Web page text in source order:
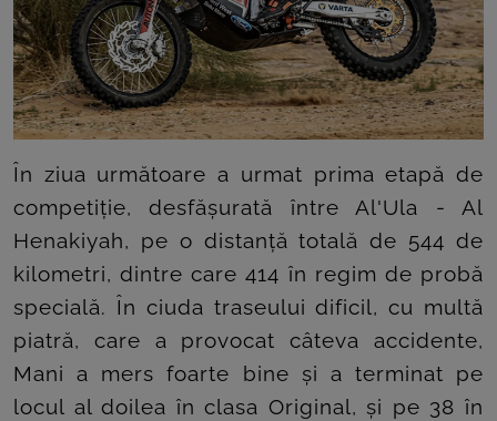
În ziua următoare a urmat prima etapă de
competiție, desfășurată între Al'Ula - Al
Henakiyah, pe o distanță totală de 544 de
kilometri, dintre care 414 în regim de probă
specială. În ciuda traseului dificil, cu multă
piatră, care a provocat câteva accidente,
Mani a mers foarte bine și a terminat pe
locul al doilea în clasa Original, și pe 38 în